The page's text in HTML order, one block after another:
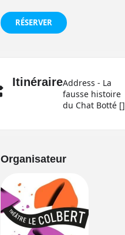
RÉSERVER
ItinéraireAddress - La
fausse histoire
du Chat Botté []
Organisateur